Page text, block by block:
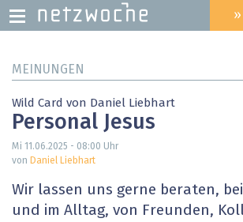
zum
HEADER
MENU
MEINUNGEN
Wild Card von Daniel Liebhart
Personal Jesus
Mi 11.06.2025 - 08:00 Uhr
von Daniel Liebhart
Wir lassen uns gerne beraten,
und im Alltag, von Freunden,